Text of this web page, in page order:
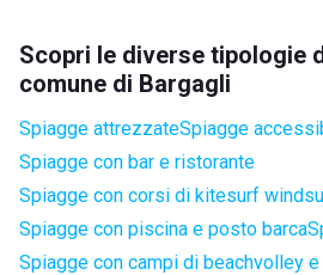
Scopri le diverse tipologie
comune di Bargagli
Spiagge attrezzateSpiagge
Spiagge con bar e ristorante
Spiagge con corsi di kitesurf
Spiagge con piscina e posto barca
Spiagge con campi di beachvolley